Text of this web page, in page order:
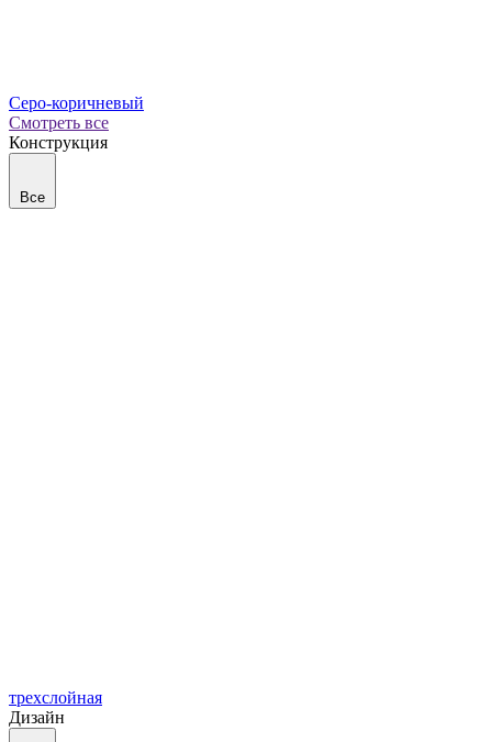
Серо-коричневый
Смотреть все
Конструкция
Все
трехслойная
Дизайн